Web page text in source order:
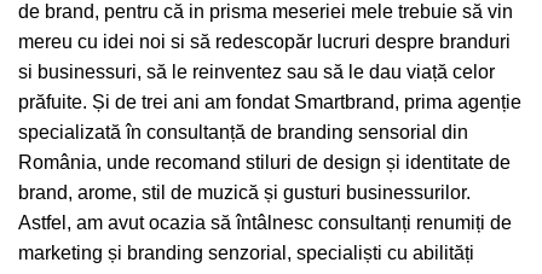
de brand, pentru că in prisma meseriei mele trebuie să vin
mereu cu idei noi si să redescopăr lucruri despre branduri
si businessuri, să le reinventez sau să le dau viață celor
prăfuite. Și de trei ani am fondat Smartbrand, prima agenție
specializată în consultanță de branding sensorial din
România, unde recomand stiluri de design și identitate de
brand, arome, stil de muzică și gusturi businessurilor.
Astfel, am avut ocazia să întâlnesc consultanți renumiți de
marketing și branding senzorial, specialiști cu abilități